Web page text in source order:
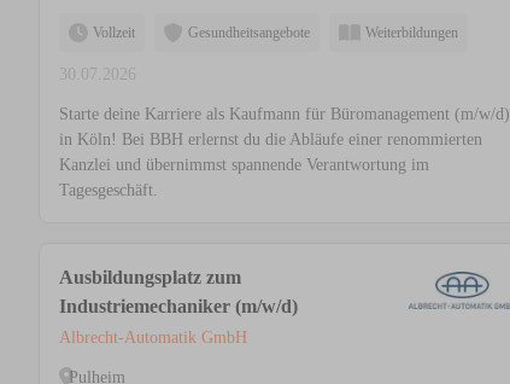
Vollzeit Gesundheitsangebote Weiterbildungen
30.07.2026
Starte deine Karriere als Kaufmann für Büromanagement (m/w/d)
in Köln! Bei BBH erlernst du die Abläufe einer renommierten
Kanzlei und übernimmst spannende Verantwortung im
Tagesgeschäft.
Ausbildungsplatz zum
Industriemechaniker (m/w/d)
Albrecht-Automatik GmbH
Pulheim